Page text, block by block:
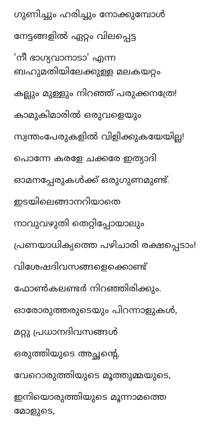
ഗുണിച്ചും ഹരിച്ചും നോക്കുമ്പോൾ
നേട്ടങ്ങളിൽ ഏറ്റം വിലപ്പെട്ട
'നീ ഭാഗ്യവാനാടാ' എന്ന
ബഹുമതിയിലേക്കുള്ള മലകയറ്റം
കല്ലും മുള്ളും നിറഞ്ഞ് പരുക്കനത്രേ!
കാമുകിമാരിൽ ഒരുവളെയും
സ്വന്തംപേരുകളിൽ വിളിക്കുകയേയില്ല!
പൊന്നേ കരളേ ചക്കരേ ഇത്യാദി
ഓമനപ്പേരുകൾക്ക് ഒരുഗുണമുണ്ട്.
ഇടയിലെങ്ങാനറിയാതെ
നാവുവഴുതി തെറ്റിപ്പോയാലും
പ്രണയാധിക്യത്തെ പഴിചാരി രക്ഷപ്പെടാം!
വിശേഷദിവസങ്ങളെക്കൊണ്ട്
ഫോൺകലണ്ടർ നിറഞ്ഞിരിക്കും.
ഓരോരുത്തരുടെയും പിറന്നാളുകൾ,
മറ്റു പ്രധാനദിവസങ്ങൾ
ഒരുത്തിയുടെ അച്ഛന്റെ,
വേറൊരുത്തിയുടെ മൂത്തുമ്മയുടെ,
ഇനിയൊരുത്തിയുടെ മൂന്നാമത്തെ
മോളുടെ,